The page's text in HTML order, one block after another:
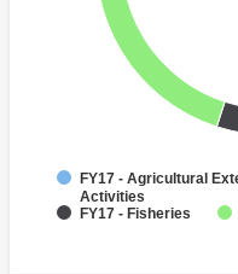
FY17 - Agricultural
Activities
FY17 - Fisheries